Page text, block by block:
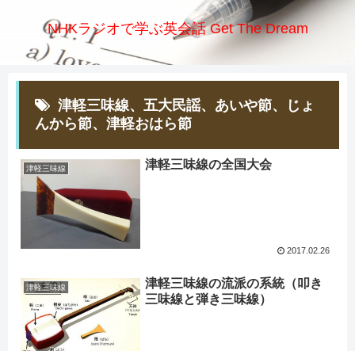
NHKラジオで学ぶ英会話 Get The Dream
津軽三味線、五大民謡、あいや節、じょ
んから節、津軽おはら節
津軽三味線 津軽三味線の全国大会
2017.02.26
津軽三味線
津軽三味線の流派の系統（叩き
三味線と弾き三味線）